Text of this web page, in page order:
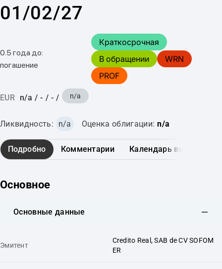
01/02/27
0.5 года до:
погашение
Краткосрочная
В обращении
WRN
PROF
EUR n/a / - / - / n/a
Ликвидность: n/a Оценка облигации: n/a
Подробно Комментарии Календарь выплат
Основное
Основные данные
Эмитент
Credito Real, SAB de CV SOFOM
ER